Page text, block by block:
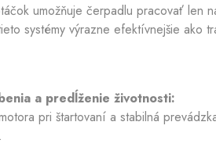
umožňuje čerpadlu pracovať len
systémy výrazne efektívnejšie ako
a predĺženie životnosti:
pri štartovaní a stabilná